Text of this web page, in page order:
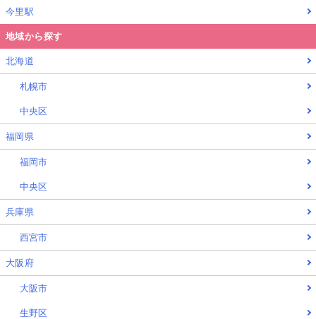
今里駅
地域から探す
北海道
札幌市
中央区
福岡県
福岡市
中央区
兵庫県
西宮市
大阪府
大阪市
生野区